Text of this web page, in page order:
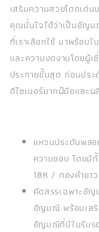
เสริมความสวยโดดเ
คุณมั่นใจได้ว่าเป็นอัญ
ที่เราเลือกใช้ มาพร้อม
และความงดงามโดยผู้เ
ประกายขั้นสุด ก่อนปร
ดีไซเนอร์มากฝีมือและ
แหวนประดับพล
ความชอบ โดยมี
18K / ทองคำขา
คัดสรรเฉพาะอั
อัญมณี พร้อมเสริ
อัญมณีที่มีใบรับร